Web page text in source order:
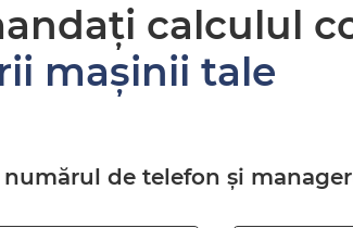
calculul
mașinii tale
de telefon și